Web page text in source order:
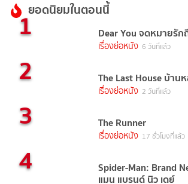
ยอดนิยมในตอนนี้
1 Dear You จดหมายรัก
เรื่องย่อหนัง 6 วันที่แล้ว
2 The Last House บ้าน
เรื่องย่อหนัง 2 วันที่แล้ว
3 The Runner
เรื่องย่อหนัง 17 ชั่วโมงที่แล้ว
4 Spider-Man: Brand
แมน แบรนด์ นิว เดย์